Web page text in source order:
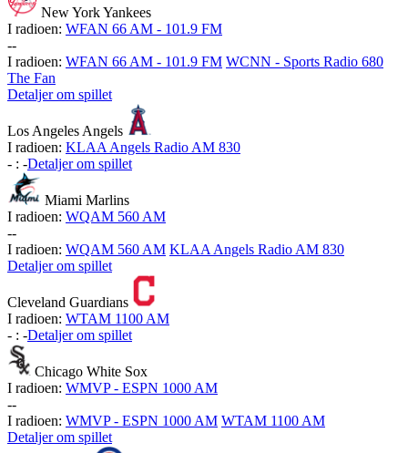
New York Yankees
I radioen: WFAN 66 AM - 101.9 FM
--
I radioen: WFAN 66 AM - 101.9 FM WCNN - Sports Radio 680
The Fan
Detaljer om spillet
Los Angeles Angels
I radioen: KLAA Angels Radio AM 830
- : -Detaljer om spillet
Miami Marlins
I radioen: WQAM 560 AM
--
I radioen: WQAM 560 AM KLAA Angels Radio AM 830
Detaljer om spillet
Cleveland Guardians
I radioen: WTAM 1100 AM
- : -Detaljer om spillet
Chicago White Sox
I radioen: WMVP - ESPN 1000 AM
--
I radioen: WMVP - ESPN 1000 AM WTAM 1100 AM
Detaljer om spillet